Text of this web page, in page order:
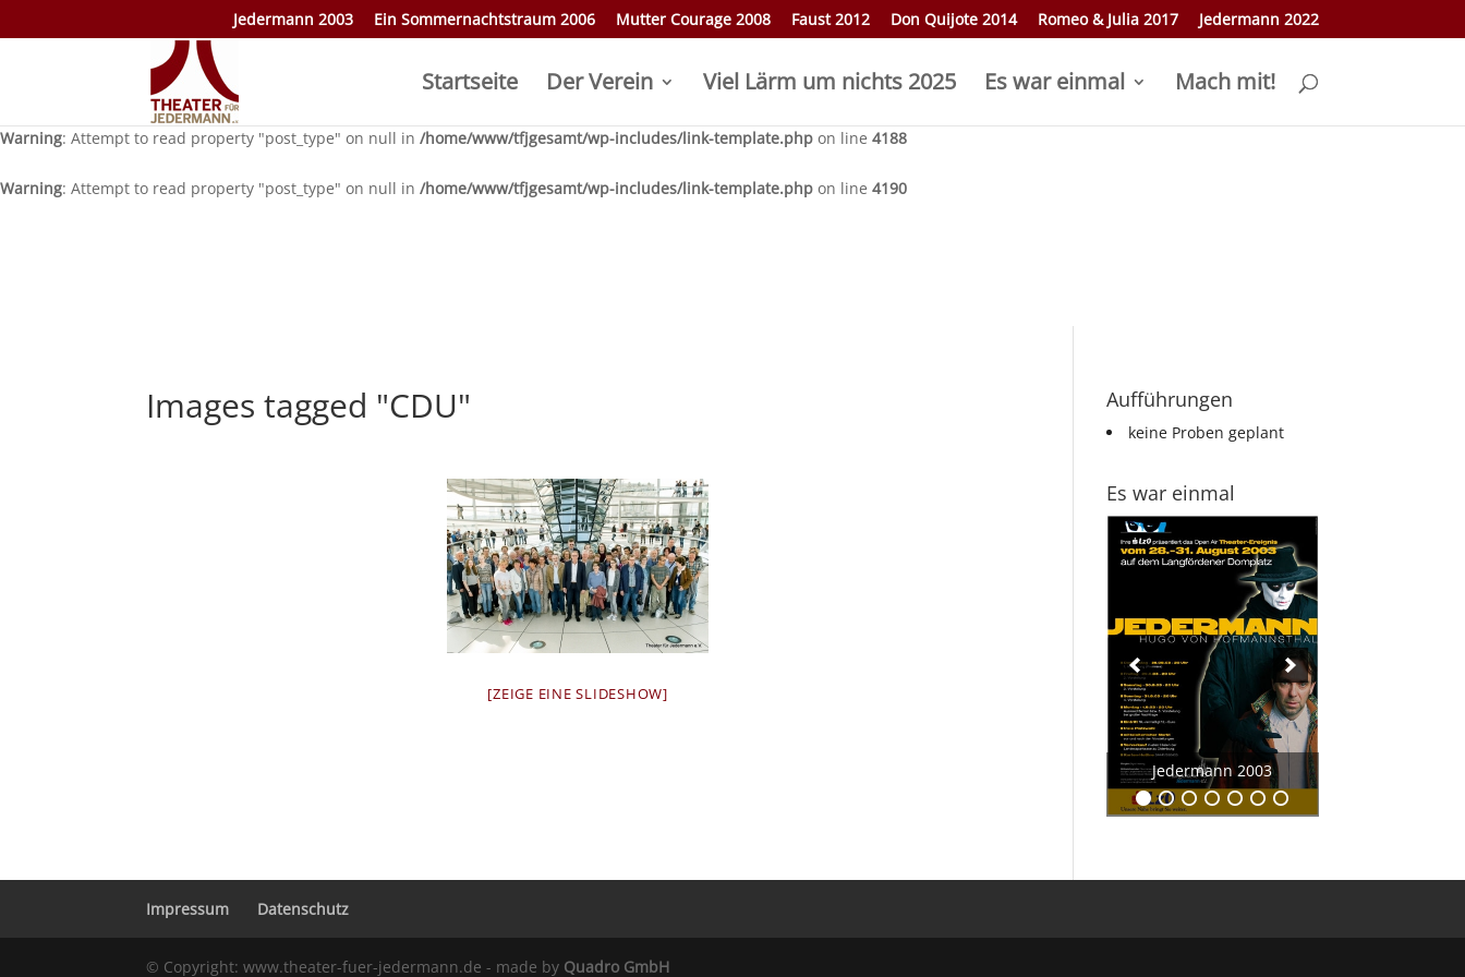
Warning: Attempt to read property "post_type" on null in/home/www/tfjgesamt/wp-includes/link-template.phpon line4188
: Attempt to read property "post_type" on null in /home/www/tfjgesamt/wp-includes/link-template.phpon line4190
Warning: Attempt to read property "post_type" on null in /home/www/tfjgesamt/wp-includes/link-template.php on line 4188
Warning: Attempt to read property "post_type" on null in /home/www/tfjgesamt/wp-includes/link-template.php on line 4190
Jedermann 2003 Ein Sommernachtstraum 2006 Mutter Courage 2008 Faust 2012 Don Quijote 2014 Romeo & Julia 2017 Jedermann 2022
Startseite Der Verein Viel Lärm um nichts 2025 Es war einmal Mach mit!
Images tagged "CDU"
[ZEIGE EINE SLIDESHOW]
Aufführungen
keine Proben geplant
Es war einmal
Jedermann 2003
Impressum Datenschutz
© Copyright: www.theater-fuer-jedermann.de - made by Quadro GmbH